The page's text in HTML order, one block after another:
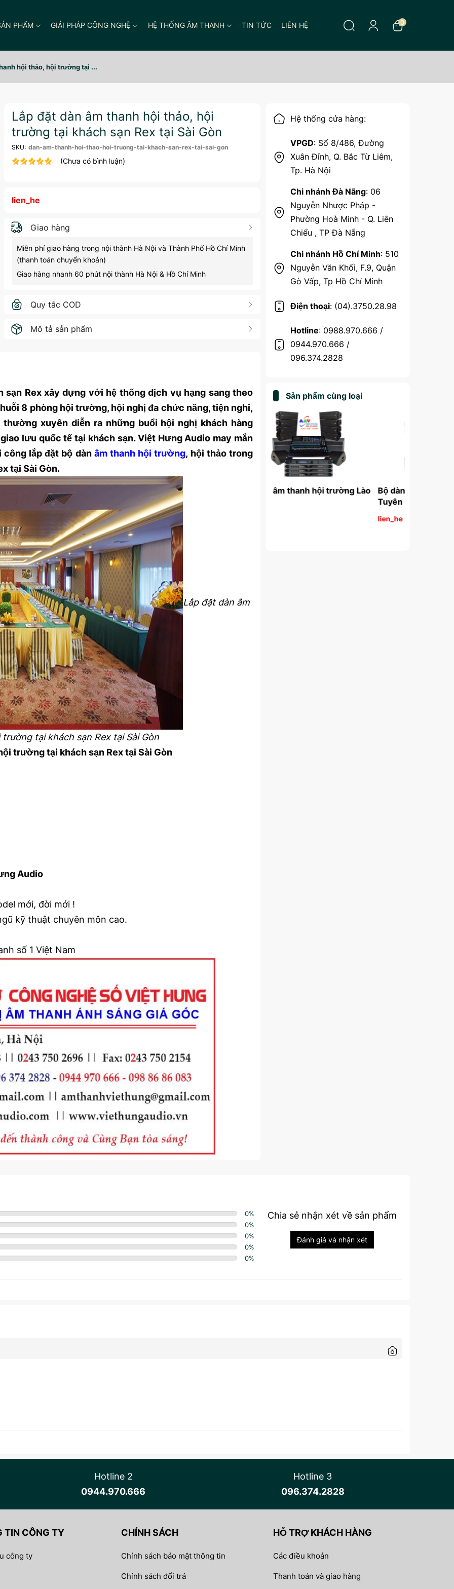
PHẨM GIẢI PHÁP CÔNG NGHỆ HỆ THỐNG ÂM THANH TIN TỨC LIÊN HỆ 0
hội thảo, hội trường tại ...
Lắp đặt dàn âm thanh hội thảo, hội
trường tại khách sạn Rex tại Sài Gòn
SKU: dan-am-thanh-hoi-thao-hoi-truong-tai-khach-san-rex-tai-sai-gon
(Chưa có bình luận)
lien_he
Giao hàng
Miễn phí giao hàng trong nội thành Hà Nội và Thành Phố Hồ Chí Minh
(thanh toán chuyển khoản)
Giao hàng nhanh 60 phút nội thành Hà Nội & Hồ Chí Minh
Quy tắc COD
Mô tả sản phẩm
sạn Rex xây dựng với hệ thống dịch vụ hạng sang theo
8 phòng hội trường, hội nghị đa chức năng, tiện nghi,
xuyên diễn ra những buổi hội nghị khách hàng
lưu quốc tế tại khách sạn. Việt Hưng Audio may mắn
lắp đặt bộ dàn âm thanh hội trường, hội thảo trong
tại Sài Gòn.
Lắp đặt dàn âm
tại khách sạn Rex tại Sài Gòn
trường tại khách sạn Rex tại Sài Gòn
Audio
mới, đời mới !
kỹ thuật chuyên môn cao.
số 1 Việt Nam
Hệ thống cửa hàng:
VPGD: Số 8/486, Đường
Xuân Đỉnh, Q. Bắc Từ Liêm,
Tp. Hà Nội
Chi nhánh Đà Nãng: 06
Nguyễn Nhược Pháp -
Phường Hoà Minh - Q. Liên
Chiểu , TP Đà Nẵng
Chi nhánh Hồ Chí Minh: 510
Nguyễn Văn Khối, F.9, Quận
Gò Vấp, Tp Hồ Chí Minh
Điện thoại: (04).3750.28.98
Hotline: 0988.970.666 /
0944.970.666 /
096.374.2828
Sản phẩm cùng loại
Dàn âm thanh hội trường, đám
cưới, sự kiện VH-HT001
lien_he
Bộ dàn âm thanh hội trường Lào
Cai
lien_he
Bộ dàn âm thanh hội trường
0%
0%
0%
0%
0%
Chia sẻ nhận xét về sản phẩm
Đánh giá và nhận xét
Hotline 2
0944.970.666
Hotline 3
096.374.2828
TIN CÔNG TY
công ty
CHÍNH SÁCH
Chính sách bảo mật thông tin
Chính sách đổi trả
HỖ TRỢ KHÁCH HÀNG
Các điều khoản
Thanh toán và giao hàng